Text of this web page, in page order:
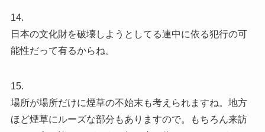
14.
日本の文化財を破壊しようとしてる連中に依る犯行の可
能性だって有るからね。
15.
場所が場所だけに煙草の不始末も考えられますね。地方
ほど煙草にルーズな部分もありますので。もちろん来訪